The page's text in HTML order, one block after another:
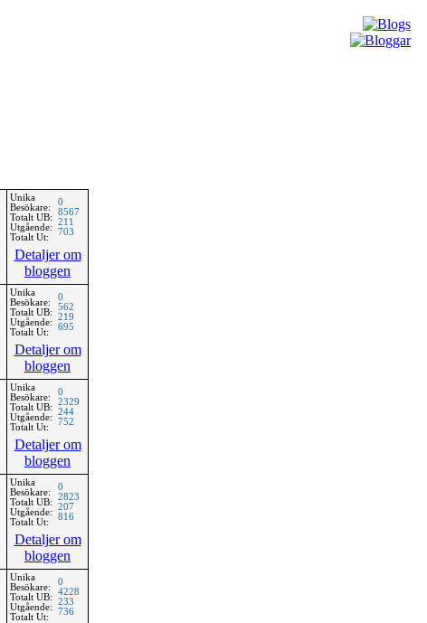
Unika
Besökare:
Totalt UB:
Utgående:
Totalt Ut:
0
8567
211
703
Detaljer om
bloggen
Unika
Besökare:
Totalt UB:
Utgående:
Totalt Ut:
0
562
219
695
Detaljer om
bloggen
Unika
Besökare:
Totalt UB:
Utgående:
Totalt Ut:
0
2329
244
752
Detaljer om
bloggen
Unika
Besökare:
Totalt UB:
Utgående:
Totalt Ut:
0
2823
207
816
Detaljer om
bloggen
Unika
Besökare:
Totalt UB:
Utgående:
Totalt Ut:
0
4228
233
736